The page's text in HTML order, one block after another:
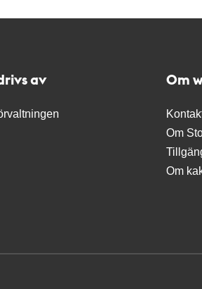
av Om
Om
Om